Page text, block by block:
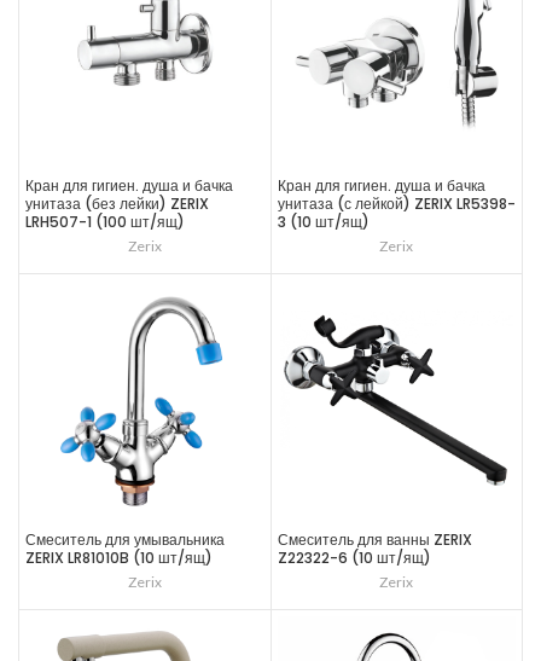
Кран для гигиен. душа и бачка
унитаза (без лейки) ZERIX
LRH507-1 (100 шт/ящ)
Zerix
Кран для гигиен. душа и бачка
унитаза (с лейкой) ZERIX LR5398-
3 (10 шт/ящ)
Zerix
Смеситель для умывальника
ZERIX LR81010B (10 шт/ящ)
Zerix
Смеситель для ванны ZERIX
Z22322-6 (10 шт/ящ)
Zerix